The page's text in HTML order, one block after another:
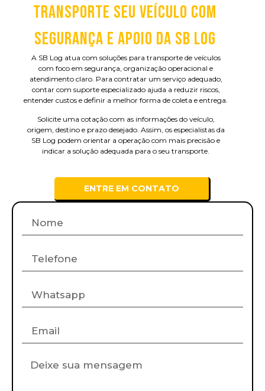
TRANSPORTE SEU VEÍCULO COM
SEGURANÇA E APOIO DA SB LOG
A SB Log atua com soluções para transporte de veículos
com foco em segurança, organização operacional e
atendimento claro. Para contratar um serviço adequado,
contar com suporte especializado ajuda a reduzir riscos,
entender custos e definir a melhor forma de coleta e entrega.
Solicite uma cotação com as informações do veículo,
origem, destino e prazo desejado. Assim, os especialistas da
SB Log podem orientar a operação com mais precisão e
indicar a solução adequada para o seu transporte.
ENTRE EM CONTATO